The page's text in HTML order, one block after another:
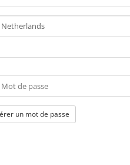
un mot de passe